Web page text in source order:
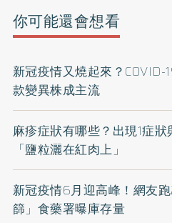
你可能還會想看
新冠疫情又燒起來？
款變異株成主流
麻疹症狀有哪些？出現1症
「鹽粒灑在紅肉上」
新冠疫情6月迎高峰！網友
篩」食藥署曝庫存量